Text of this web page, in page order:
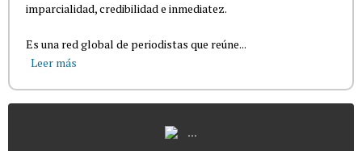
imparcialidad, credibilidad e inmediatez.
Es una red global de periodistas que reúne...
Leer más
...